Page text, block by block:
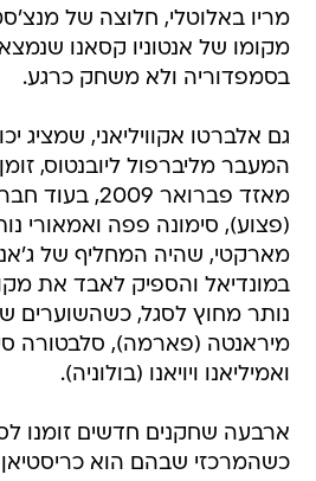
מריו באלוטלי, חלוצה של
מקומו של אנטוניו קסאנו
בסמפדוריה ולא משחק כרגע.
גם אלברטו אקוויליאני, שמציג
המעבר מליברפול ליובנטוס,
מאזד פברואר 2009,
(פצוע), סימונה פפה ואמאורי
מארקטי, שהיה המחליף של
במונדיאל והספיק לאבד את
נותר מחוץ לסגל, כשהשוערים
מיראנטה (פארמה), סלבטורה
ואמיליאנו ויויאנו (בולוניה).
ארבעה שחקנים חדשים זומנו
כשהמרכזי שבהם הוא